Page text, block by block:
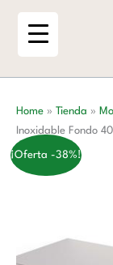
Home » Tienda »
Inoxidable Fondo
¡Oferta -38%!
Fondo
400
de
mm
WMS11640200
cantidad